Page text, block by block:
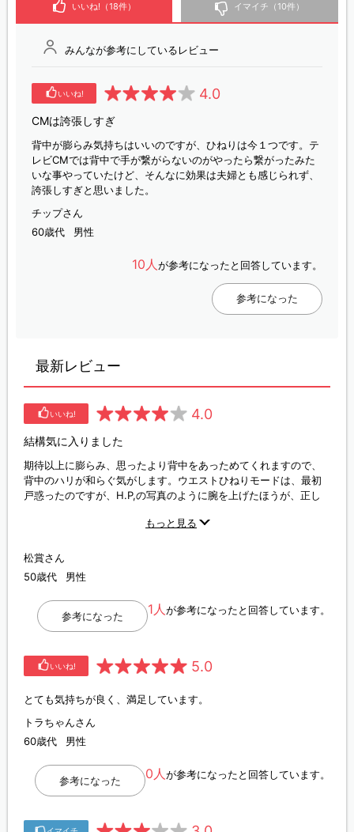
いいね!（18件） イマイチ（10件）
みんなが参考にしているレビュー
いいね! 4.0
CMは誇張しすぎ
背中が膨らみ気持ちはいいのですが、ひねりは今１つです。テ
レビCMでは背中で手が繋がらないのがやったら繋がったみた
いな事やっていたけど、そんなに効果は夫婦とも感じられず、
誇張しすぎと思いました。
チップさん
60歳代
男性
10人 が参考になったと回答しています。
参考になった
最新レビュー
いいね! 4.0
結構気に入りました
期待以上に膨らみ、思ったより背中をあっためてくれますので、
背中のハリが和らぐ気がします。ウエストひねりモードは、最初
戸惑ったのですが、H.P,の写真のように腕を上げたほうが、正し
レッチ中は居眠りできる感じでもないので、私は気になりません
もっと見る
松賞さん
50歳代
男性
1人が参考になったと回答しています。
参考になった
いいね! 5.0
とても気持ちが良く、満足しています。
トラちゃんさん
60歳代
男性
0人が参考になったと回答しています。
参考になった